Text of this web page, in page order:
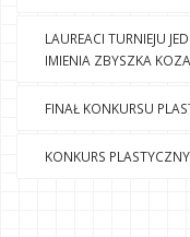
LAUREACI TURNIEJU
IMIENIA ZBYSZKA
FINAŁ KONKURSU
KONKURS